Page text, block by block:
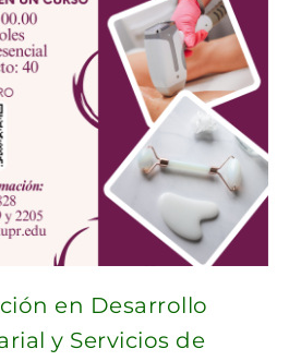
en Desarrollo
y Servicios de